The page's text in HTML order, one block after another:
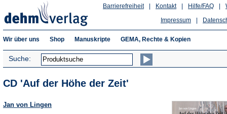
Hilfe/FAQ
Kontakt
Barrierefreiheit
Impressum
Wir über uns Shop Manuskripte GEMA, Rechte & Kopien
Suche:
CD 'Auf der Höhe der Zeit'
Jan von Lingen